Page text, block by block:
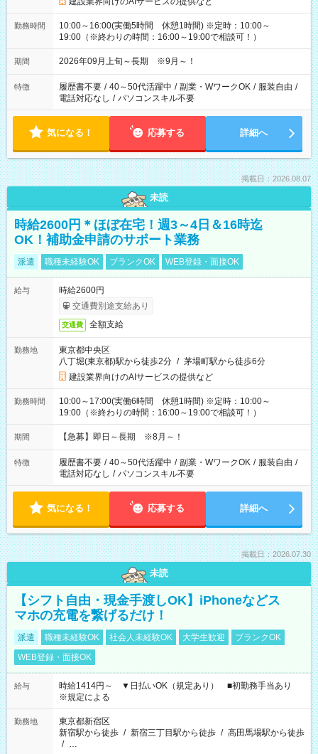
勤務時間
10:00～16:00(実働5時間 休憩1時間) ※定時：10:00～
19:00（※終わりの時間：16:00～19:00で相談可！）
期間 2026年09月上旬～長期 ※9月～！
特徴 履歴書不要 / 40～50代活躍中 / 副業・WワークOK / 服装自由 /
電話対応なし / パソコンスキル不要
気になる！ 応募する 詳細へ
掲載日：2026.08.07
未読
時給2600円＊ほぼ在宅！週3～4日＆16時迄
OK！補助金申請のサポート業務
派遣 職種未経験OK ブランクOK WEB登録・面接OK
給与
時給2600円
交通費別途支給あり
交通費 全額支給
勤務地
東京都中央区
八丁堀(東京都)駅から徒歩2分 / 茅場町駅から徒歩6分
建設業界向けのAIサービスの提供など
勤務時間
10:00～17:00(実働6時間 休憩1時間) ※定時：10:00～
19:00（※終わりの時間：16:00～19:00で相談可！）
期間 【急募】即日～長期 ※8月～！
特徴 履歴書不要 / 40～50代活躍中 / 副業・WワークOK / 服装自由 /
電話対応なし / パソコンスキル不要
気になる！ 応募する 詳細へ
掲載日：2026.07.30
未読
【シフト自由・現金手渡しOK】iPhoneなどス
マホの充電を繋げるだけ！
派遣 職種未経験OK 社会人未経験OK 大学生歓迎
ブランクOK
WEB登録・面接OK
給与
時給1414円～ ▼日払いOK（規定あり） ■初勤務手当あり
※規定による
勤務地
東京都新宿区
新宿駅から徒歩 / 新宿三丁目駅から徒歩 / 高田馬場駅から徒歩
/ …